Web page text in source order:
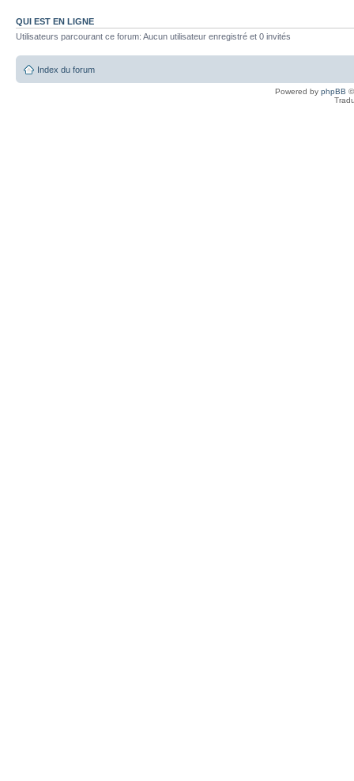
QUI EST EN LIGNE
Utilisateurs parcourant ce forum: Aucun utilisateur enregistré et 0 invités
Index du forum
Powered by phpBB